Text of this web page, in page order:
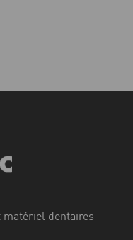
dentaires